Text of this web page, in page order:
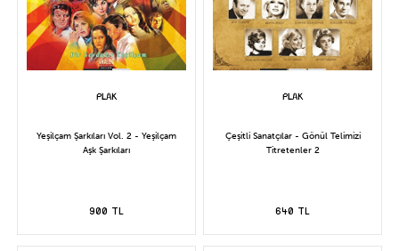
Yeşilçam Şarkıları Vol. 2 - Yeşilçam
Aşk Şarkıları
900 TL
Çeşitli Sanatçılar - Gönül Telimizi
Titretenler 2
640 TL